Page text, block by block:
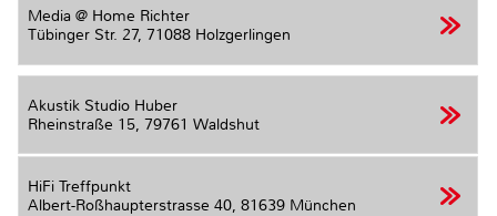
Media @ Home Richter
Tübinger Str. 27, 71088 Holzgerlingen
Akustik Studio Huber
Rheinstraße 15, 79761 Waldshut
HiFi Treffpunkt
Albert-Roßhaupterstrasse 40, 81639 München